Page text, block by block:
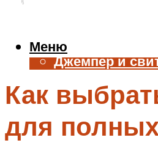
Жилет
Джемпер и
Аксессуары
Меню
Меню
Как
для